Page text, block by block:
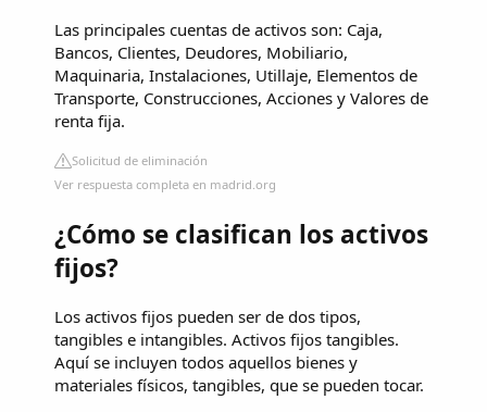
Las principales cuentas de activos son: Caja,
Bancos, Clientes, Deudores, Mobiliario,
Maquinaria, Instalaciones, Utillaje, Elementos de
Transporte, Construcciones, Acciones y Valores de
renta fija.
Solicitud de eliminación
Ver respuesta completa en madrid.org
¿Cómo se clasifican los activos
fijos?
Los activos fijos pueden ser de dos tipos,
tangibles e intangibles. Activos fijos tangibles.
Aquí se incluyen todos aquellos bienes y
materiales físicos, tangibles, que se pueden tocar.